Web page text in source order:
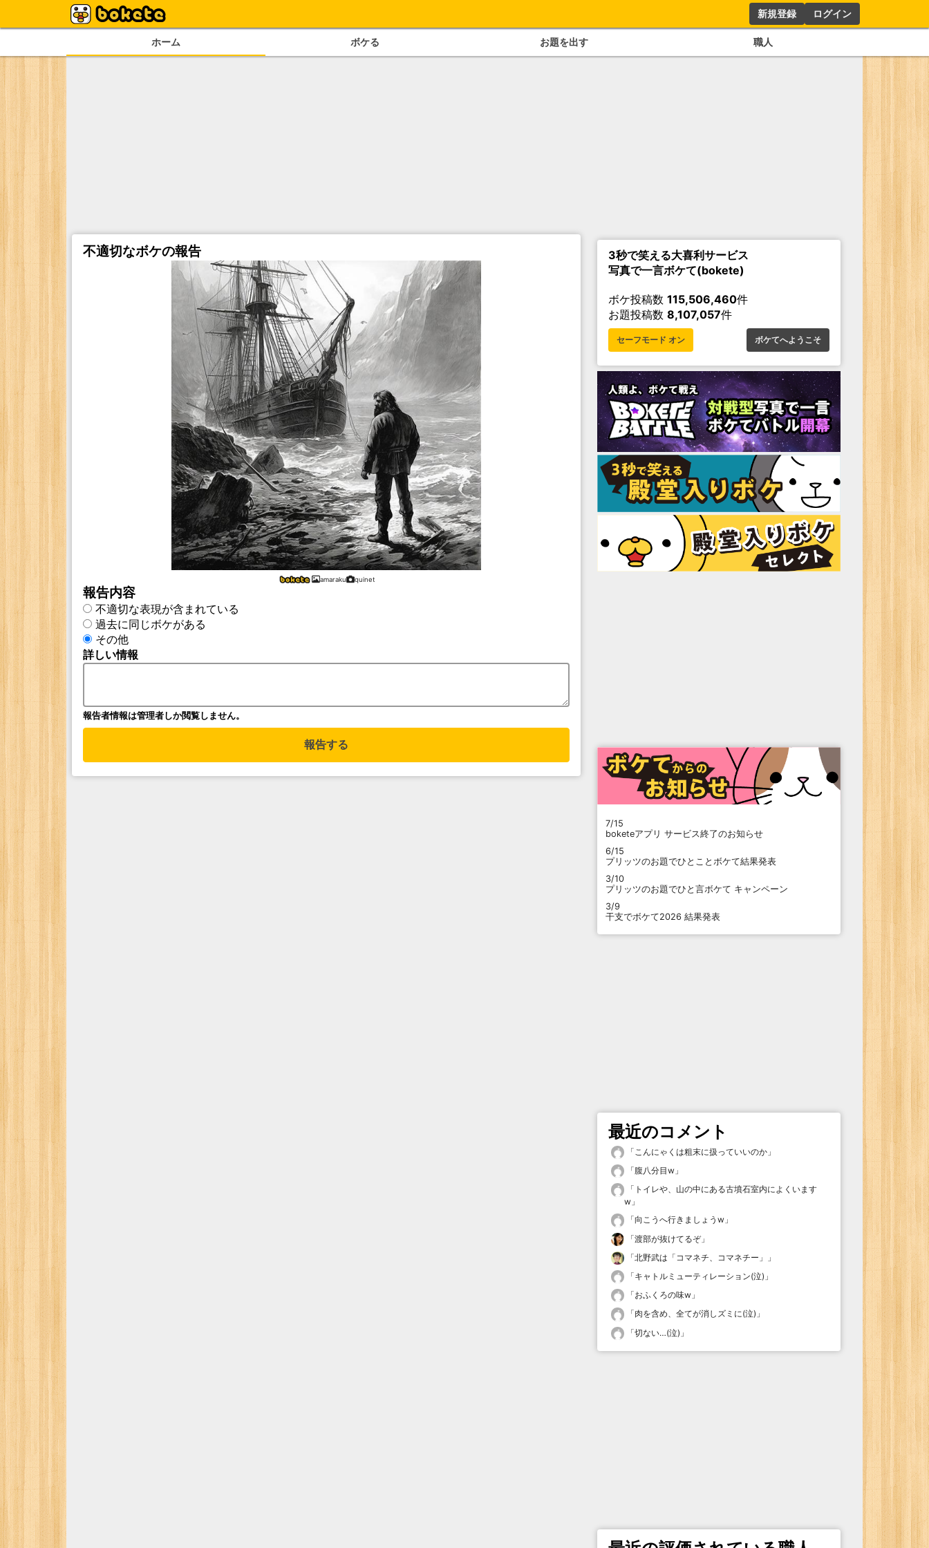
新規登録 ログイン
ホーム ボケる お題を出す 職人
不適切なボケの報告
amaraku quinet
報告内容
不適切な表現が含まれている
過去に同じボケがある
その他
詳しい情報
報告者情報は管理者しか閲覧しません。
報告する
3秒で笑える大喜利サービス
写真で一言ボケて(bokete)
ボケ投稿数 115,506,460件
お題投稿数 8,107,057件
セーフモード オン ボケてへようこそ
7/15
boketeアプリ サービス終了のお知らせ
6/15
プリッツのお題でひとことボケて結果発表
3/10
プリッツのお題でひと言ボケて キャンペーン
3/9
干支でボケて2026 結果発表
最近のコメント
「こんにゃくは粗末に扱っていいのか 」
「腹八分目w 」
「 トイレや、山の中にある古墳石室内によくいます
w 」
「向こうへ行きましょうw 」
「渡部が抜けてるぞ」
「北野武は「コマネチ、コマネチー」
」
「キャトルミューティレーション(泣) 」
「おふくろの味w 」
「肉を含め、全てが消しズミに(泣) 」
「切ない…(泣) 」